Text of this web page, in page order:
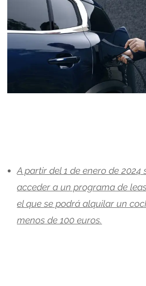
A partir del 1 de enero de 2024
acceder a un programa de
el que se podrá alquilar un
menos de 100 euros.